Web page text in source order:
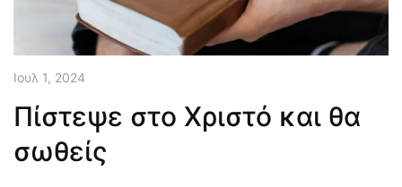
Ιουλ 1, 2024
Πίστεψε στο Χριστό και θα
σωθείς